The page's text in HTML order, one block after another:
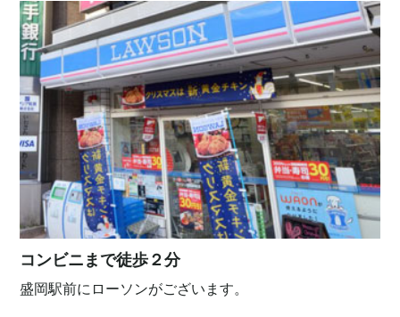
コンビニまで徒歩２分
盛岡駅前にローソンがございます。